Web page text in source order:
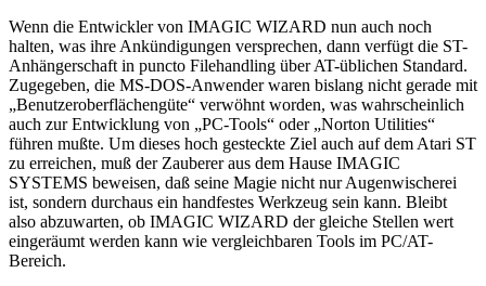
Wenn die Entwickler von IMAGIC WIZARD nun auch noch
halten, was ihre Ankündigungen versprechen, dann verfügt die ST-
Anhängerschaft in puncto Filehandling über AT-üblichen Standard.
Zugegeben, die MS-DOS-Anwender waren bislang nicht gerade mit
„Benutzeroberflächengüte“ verwöhnt worden, was wahrscheinlich
auch zur Entwicklung von „PC-Tools“ oder „Norton Utilities“
führen mußte. Um dieses hoch gesteckte Ziel auch auf dem Atari ST
zu erreichen, muß der Zauberer aus dem Hause IMAGIC
SYSTEMS beweisen, daß seine Magie nicht nur Augenwischerei
ist, sondern durchaus ein handfestes Werkzeug sein kann. Bleibt
also abzuwarten, ob IMAGIC WIZARD der gleiche Stellen wert
eingeräumt werden kann wie vergleichbaren Tools im PC/AT-
Bereich.